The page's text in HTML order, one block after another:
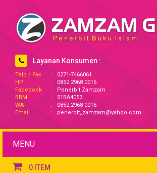
Layanan Konsumen :
Telp / Fax :
0271-7466061
HP
:
0852 2968 0016
Facebook
:
Penerbit Zamzam
BBM
:
51BA4053
WA
:
0852 2968 0016
Email
: penerbit_zamzam@yahoo.com
MENU
0 ITEM